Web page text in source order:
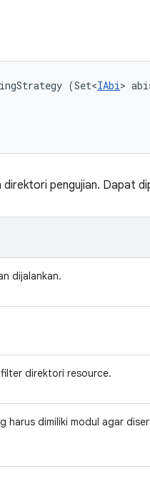
(Set<IAbi>
pengujian. Dapat
dijalankan.
direktori resource.
harus dimiliki modul agar